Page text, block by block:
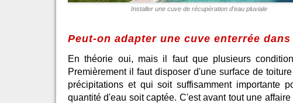
Installer une cuve de récupération d'eau pluviale
Peut-on adapter une cuve enterrée
En théorie oui, mais il faut que plusieurs
Premièrement il faut disposer d'une surface de
précipitations et qui soit suffisamment importante
quantité d'eau soit captée. C'est avant tout une